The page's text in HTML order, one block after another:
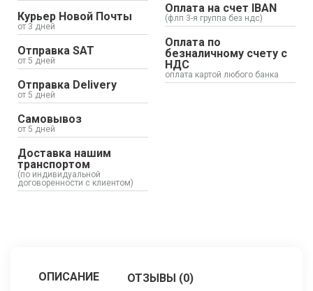
Курьер Новой Почты
от 3 дней
Отправка SAT
от 5 дней
Отправка Delivery
от 5 дней
Самовывоз
от 5 дней
Доставка нашим
транспортом
(по индивидуальной
договоренности с клиентом)
Оплата на счет IBAN
(флп 3-я группа без ндс)
Оплата по
безналичному счету с
НДС
оплата картой любого банка
ОПИСАНИЕ ОТЗЫВЫ (0)